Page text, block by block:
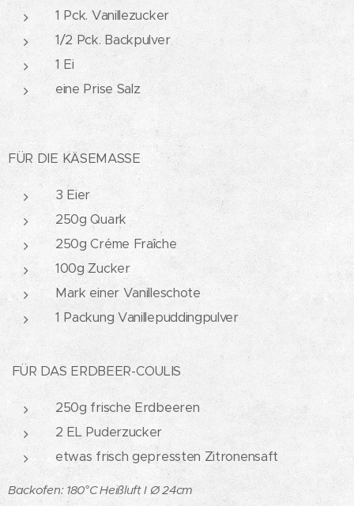
1 Pck. Vanillezucker
1/2 Pck. Backpulver
1 Ei
eine Prise Salz
FÜR DIE KÄSEMASSE
3 Eier
250g Quark
250g Créme Fraîche
100g Zucker
Mark einer Vanilleschote
1 Packung Vanillepuddingpulver
FÜR DAS ERDBEER-COULIS
250g frische Erdbeeren
2 EL Puderzucker
etwas frisch gepressten Zitronensaft
Backofen: 180°C Heißluft I Ø 24cm